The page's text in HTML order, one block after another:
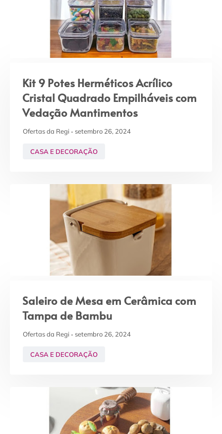
Kit 9 Potes Herméticos Acrílico
Cristal Quadrado Empilháveis com
Vedação Mantimentos
Ofertas da Regi setembro 26, 2024
CASA E DECORAÇÃO
Saleiro de Mesa em Cerâmica com
Tampa de Bambu
Ofertas da Regi setembro 26, 2024
CASA E DECORAÇÃO